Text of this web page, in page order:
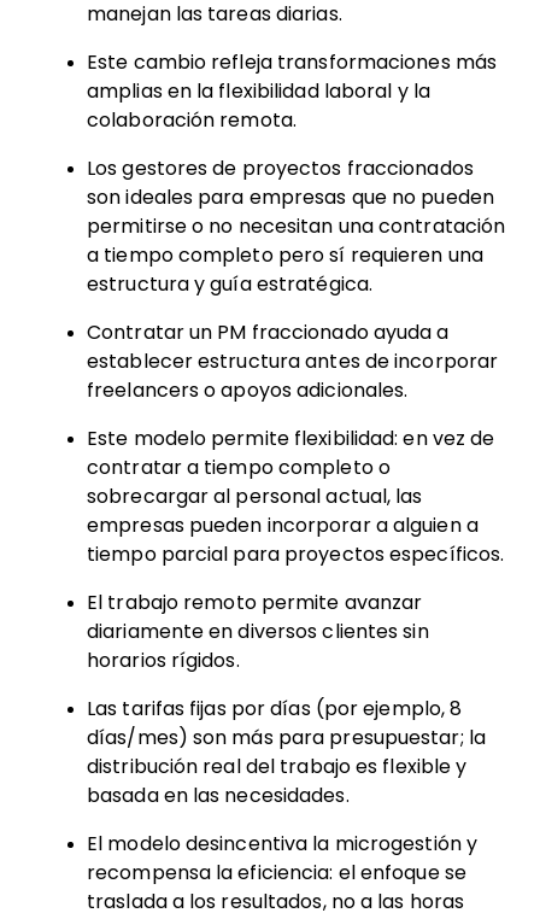
manejan las tareas diarias.
Este cambio refleja transformaciones más
amplias en la flexibilidad laboral y la
colaboración remota.
Los gestores de proyectos fraccionados
son ideales para empresas que no pueden
permitirse o no necesitan una contratación
a tiempo completo pero sí requieren una
estructura y guía estratégica.
Contratar un PM fraccionado ayuda a
establecer estructura antes de incorporar
freelancers o apoyos adicionales.
Este modelo permite flexibilidad: en vez de
contratar a tiempo completo o
sobrecargar al personal actual, las
empresas pueden incorporar a alguien a
tiempo parcial para proyectos específicos.
El trabajo remoto permite avanzar
diariamente en diversos clientes sin
horarios rígidos.
Las tarifas fijas por días (por ejemplo, 8
días/mes) son más para presupuestar; la
distribución real del trabajo es flexible y
basada en las necesidades.
El modelo desincentiva la microgestión y
recompensa la eficiencia: el enfoque se
traslada a los resultados, no a las horas